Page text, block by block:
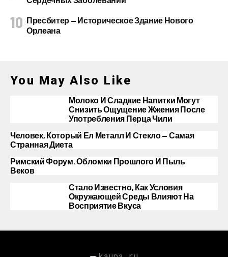
Пресбитер — Историческое Здание Нового
Орлеана
You May Also Like
Молоко И Сладкие Напитки Могут
Снизить Ощущение Жжения После
Употребления Перца Чили
Человек, Который Ел Металл И Стекло — Самая
Странная Диета
Римский Форум. Обломки Прошлого И Пыль
Веков
Стало Известно, Как Условия
Окружающей Среды Влияют На
Восприятие Вкуса